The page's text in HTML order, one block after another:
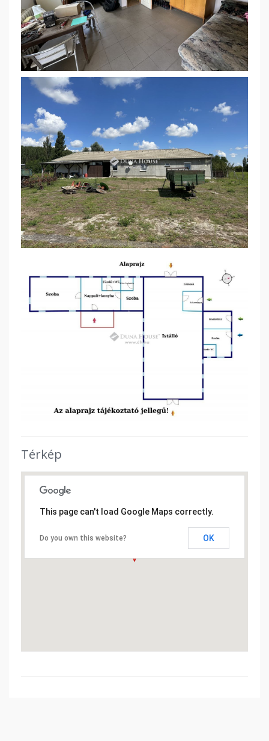
Térkép
This page can't load Google Maps correctly.
Do you own this website? OK